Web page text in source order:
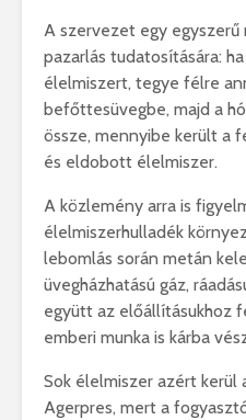
A szervezet egy egyszerű
pazarlás tudatosítására: ha
élelmiszert, tegye félre
befőttesüvegbe, majd a
össze, mennyibe került a
és eldobott élelmiszer.
A közlemény arra is
élelmiszerhulladék
lebomlás során metán
üvegházhatású gáz,
együtt az előállításukhoz
emberi munka is kárba
Sok élelmiszer azért kerül
Agerpres, mert a